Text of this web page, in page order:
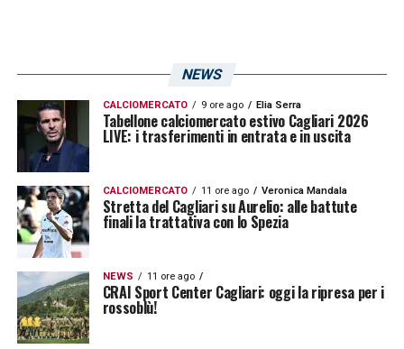
NEWS
CALCIOMERCATO 9 ore ago Elia Serra
Tabellone calciomercato estivo Cagliari 2026
LIVE: i trasferimenti in entrata e in uscita
CALCIOMERCATO 11 ore ago Veronica Mandala
Stretta del Cagliari su Aurelio: alle battute
finali la trattativa con lo Spezia
NEWS 11 ore ago
CRAI Sport Center Cagliari: oggi la ripresa per i
rossoblù!